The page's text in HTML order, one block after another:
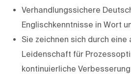
Verhandlungssichere
Englischkenntnisse in Wort
Sie zeichnen sich durch
Leidenschaft für
kontinuierliche